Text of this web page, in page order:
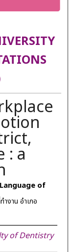
: a
of
ำงาน อำเภอ
of Dentistry